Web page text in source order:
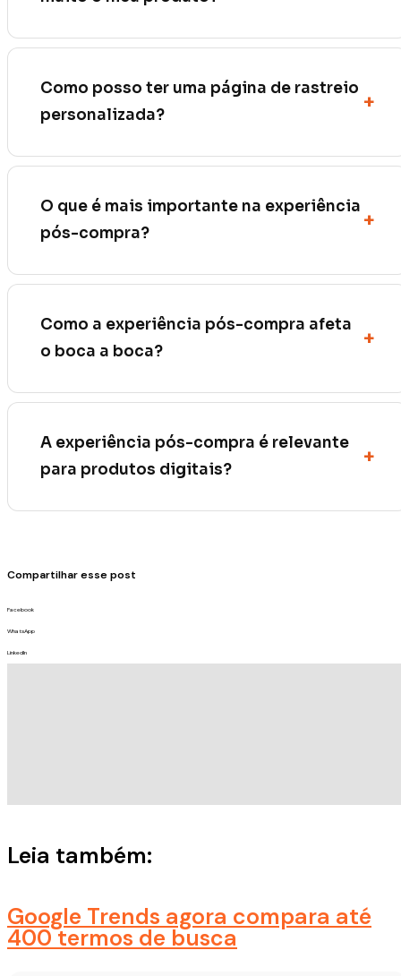
Como posso ter uma página de rastreio
personalizada?
O que é mais importante na experiência
pós-compra?
Como a experiência pós-compra afeta
o boca a boca?
A experiência pós-compra é relevante
para produtos digitais?
Compartilhar esse post
Facebook
WhatsApp
LinkedIn
Leia também:
Google Trends agora compara até
400 termos de busca